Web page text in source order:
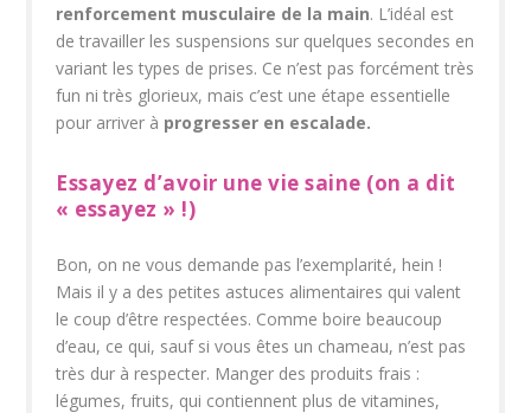
renforcement musculaire de la main. L’idéal est
de travailler les suspensions sur quelques secondes en
variant les types de prises. Ce n’est pas forcément très
fun ni très glorieux, mais c’est une étape essentielle
pour arriver à progresser en escalade.
Essayez d’avoir une vie saine (on a dit
« essayez » !)
Bon, on ne vous demande pas l’exemplarité, hein !
Mais il y a des petites astuces alimentaires qui valent
le coup d’être respectées. Comme boire beaucoup
d’eau, ce qui, sauf si vous êtes un chameau, n’est pas
très dur à respecter. Manger des produits frais :
légumes, fruits, qui contiennent plus de vitamines,